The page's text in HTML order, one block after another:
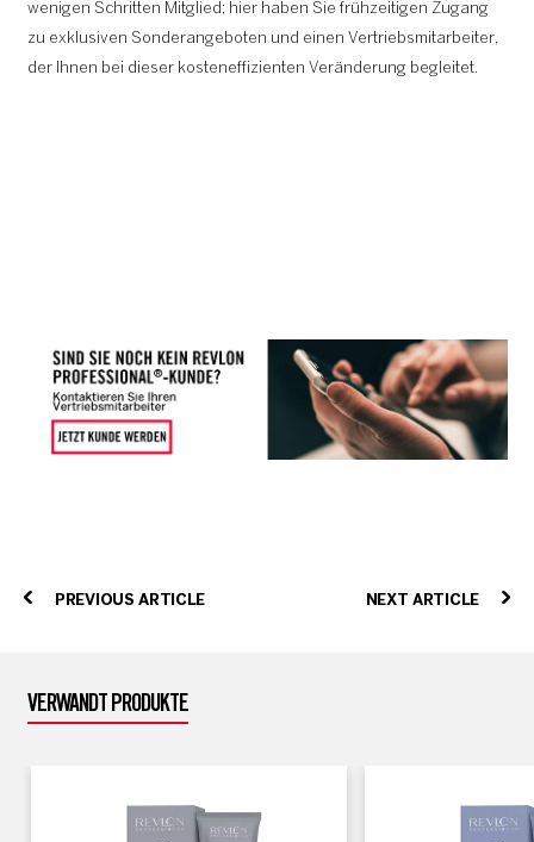
wenigen Schritten Mitglied; hier haben Sie frühzeitigen Zugang
zu exklusiven Sonderangeboten und einen Vertriebsmitarbeiter,
der Ihnen bei dieser kosteneffizienten Veränderung begleitet.
PREVIOUS ARTICLE NEXT ARTICLE
VERWANDT PRODUKTE